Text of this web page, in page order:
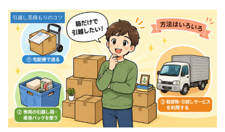
引越し見積もりのコツ